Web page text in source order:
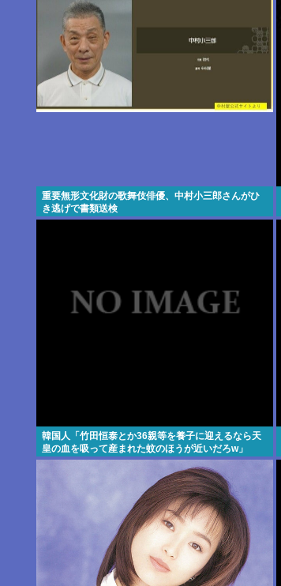
重要無形文化財の歌舞伎俳優、中村小三郎さんがひ
き逃げで書類送検
韓国人「竹田恒泰とか36親等を養子に迎えるなら天
皇の血を吸って産まれた蚊のほうが近いだろw」